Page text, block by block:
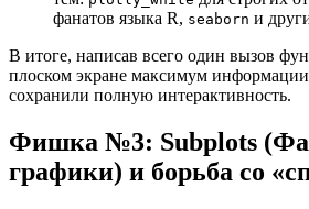
фанатов языка R, seaborn и
В итоге, написав всего один вызов
плоском экране максимум
сохранили полную интерактивность.
Фишка №3: Subplots
графики) и борьба со